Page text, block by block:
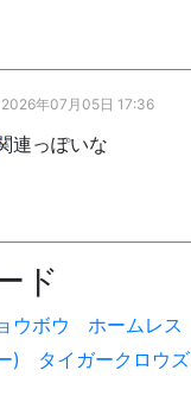
2026年07月05日 17:36
連っぽいな
ド
ウボウ ホームレス
) タイガークロウズ